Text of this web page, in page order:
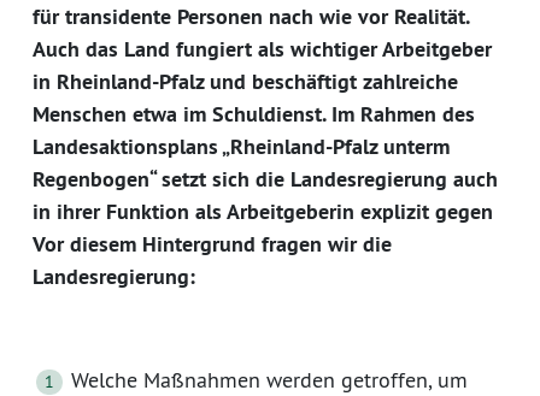
für transidente Personen nach wie vor Realität.
Auch das Land fungiert als wichtiger Arbeitgeber
in Rheinland-Pfalz und beschäftigt zahlreiche
Menschen etwa im Schuldienst. Im Rahmen des
Landesaktionsplans „Rheinland-Pfalz unterm
Regenbogen“ setzt sich die Landesregierung auch
in ihrer Funktion als Arbeitgeberin explizit gegen
Vor diesem Hintergrund fragen wir die
Landesregierung:
Welche Maßnahmen werden getroffen, um